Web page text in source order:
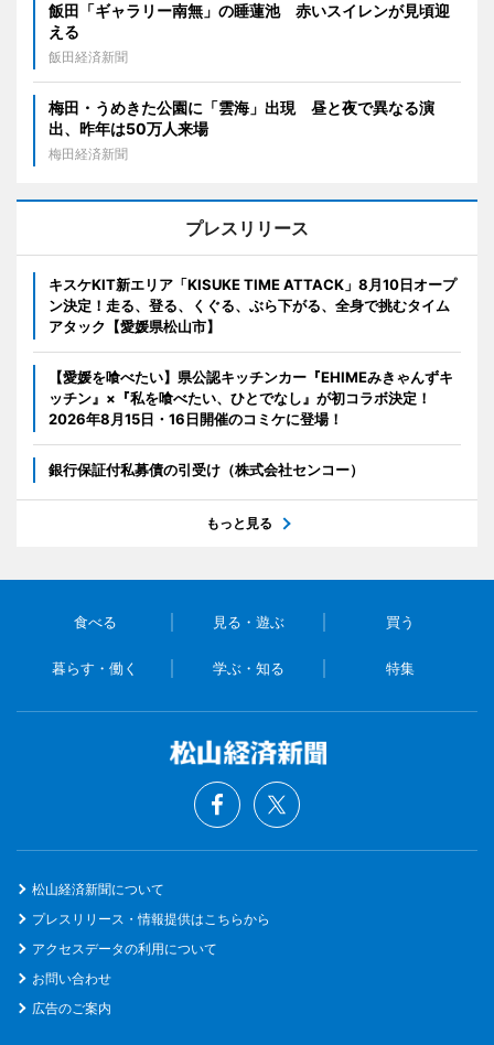
飯田「ギャラリー南無」の睡蓮池 赤いスイレンが見頃迎
える
飯田経済新聞
梅田・うめきた公園に「雲海」出現 昼と夜で異なる演
出、昨年は50万人来場
梅田経済新聞
プレスリリース
キスケKIT新エリア「KISUKE TIME ATTACK」8月10日オープ
ン決定！走る、登る、くぐる、ぶら下がる、全身で挑むタイム
アタック【愛媛県松山市】
【愛媛を喰べたい】県公認キッチンカー『EHIMEみきゃんずキ
ッチン』×『私を喰べたい、ひとでなし』が初コラボ決定！
2026年8月15日・16日開催のコミケに登場！
銀行保証付私募債の引受け（株式会社センコー）
もっと見る
食べる 見る・遊ぶ 買う
暮らす・働く 学ぶ・知る 特集
松山経済新聞について
プレスリリース・情報提供はこちらから
アクセスデータの利用について
お問い合わせ
広告のご案内